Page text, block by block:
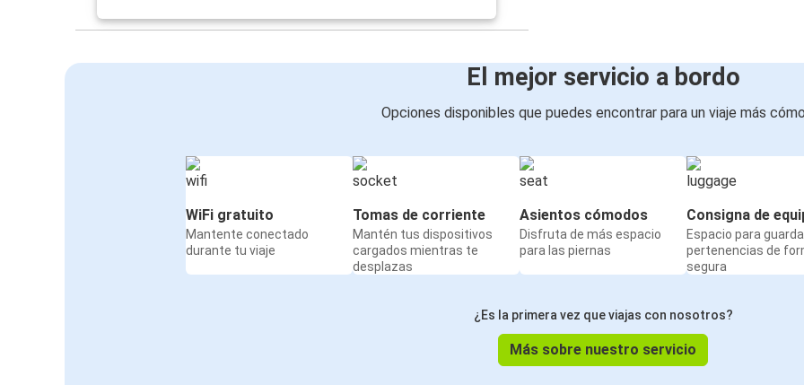
El mejor servicio a bordo
Opciones disponibles que puedes encontrar para un viaje más
WiFi gratuito
Mantente conectado
durante tu viaje
Tomas de corriente
Mantén tus dispositivos
cargados mientras te
desplazas
Asientos cómodos
Disfruta de más espacio
para las piernas
Consigna de
Espacio para
pertenencias de
segura
¿Es la primera vez que viajas con nosotros?
Más sobre nuestro servicio